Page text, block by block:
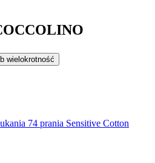
wielokrotność
74 prania Sensitive Cotton